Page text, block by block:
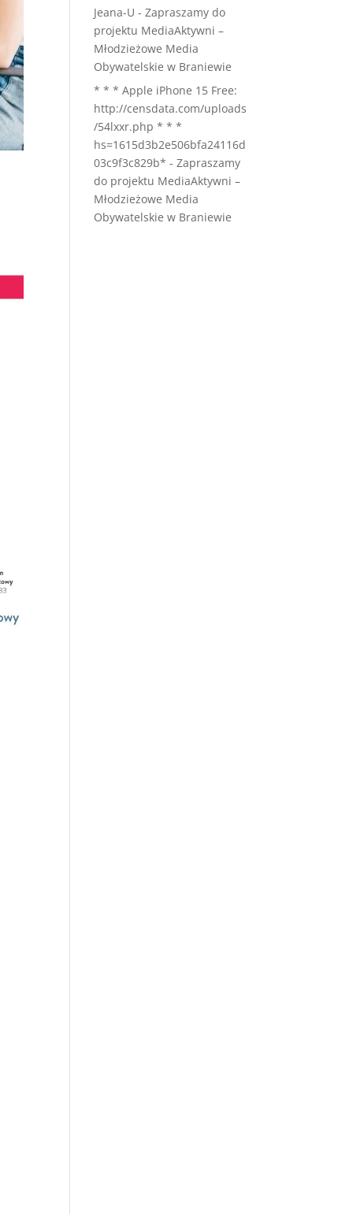
Jeana-U -Zapraszamy do
projektu MediaAktywni –
Młodzieżowe Media
Obywatelskie w Braniewie
* * * Apple iPhone 15 Free:
http://censdata.com/uploads
/54lxxr.php * * *
hs=1615d3b2e506bfa24116d
03c9f3c829b* -Zapraszamy
do projektu MediaAktywni –
Młodzieżowe Media
Obywatelskie w Braniewie